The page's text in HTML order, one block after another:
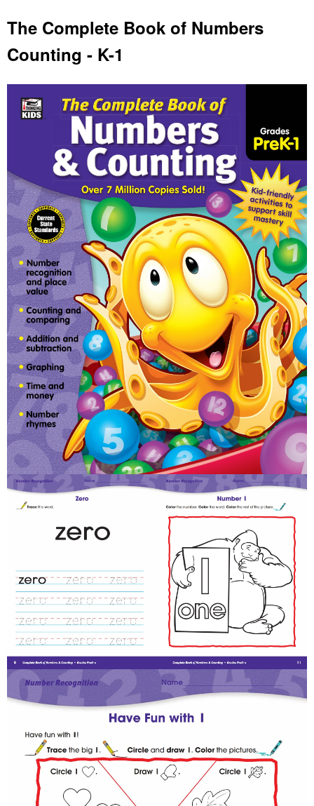
The Complete Book of Numbers
Counting - K-1